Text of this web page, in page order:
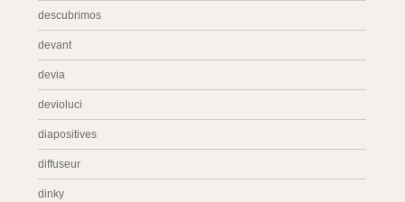
descubrimos
devant
devia
devioluci
diapositives
diffuseur
dinky